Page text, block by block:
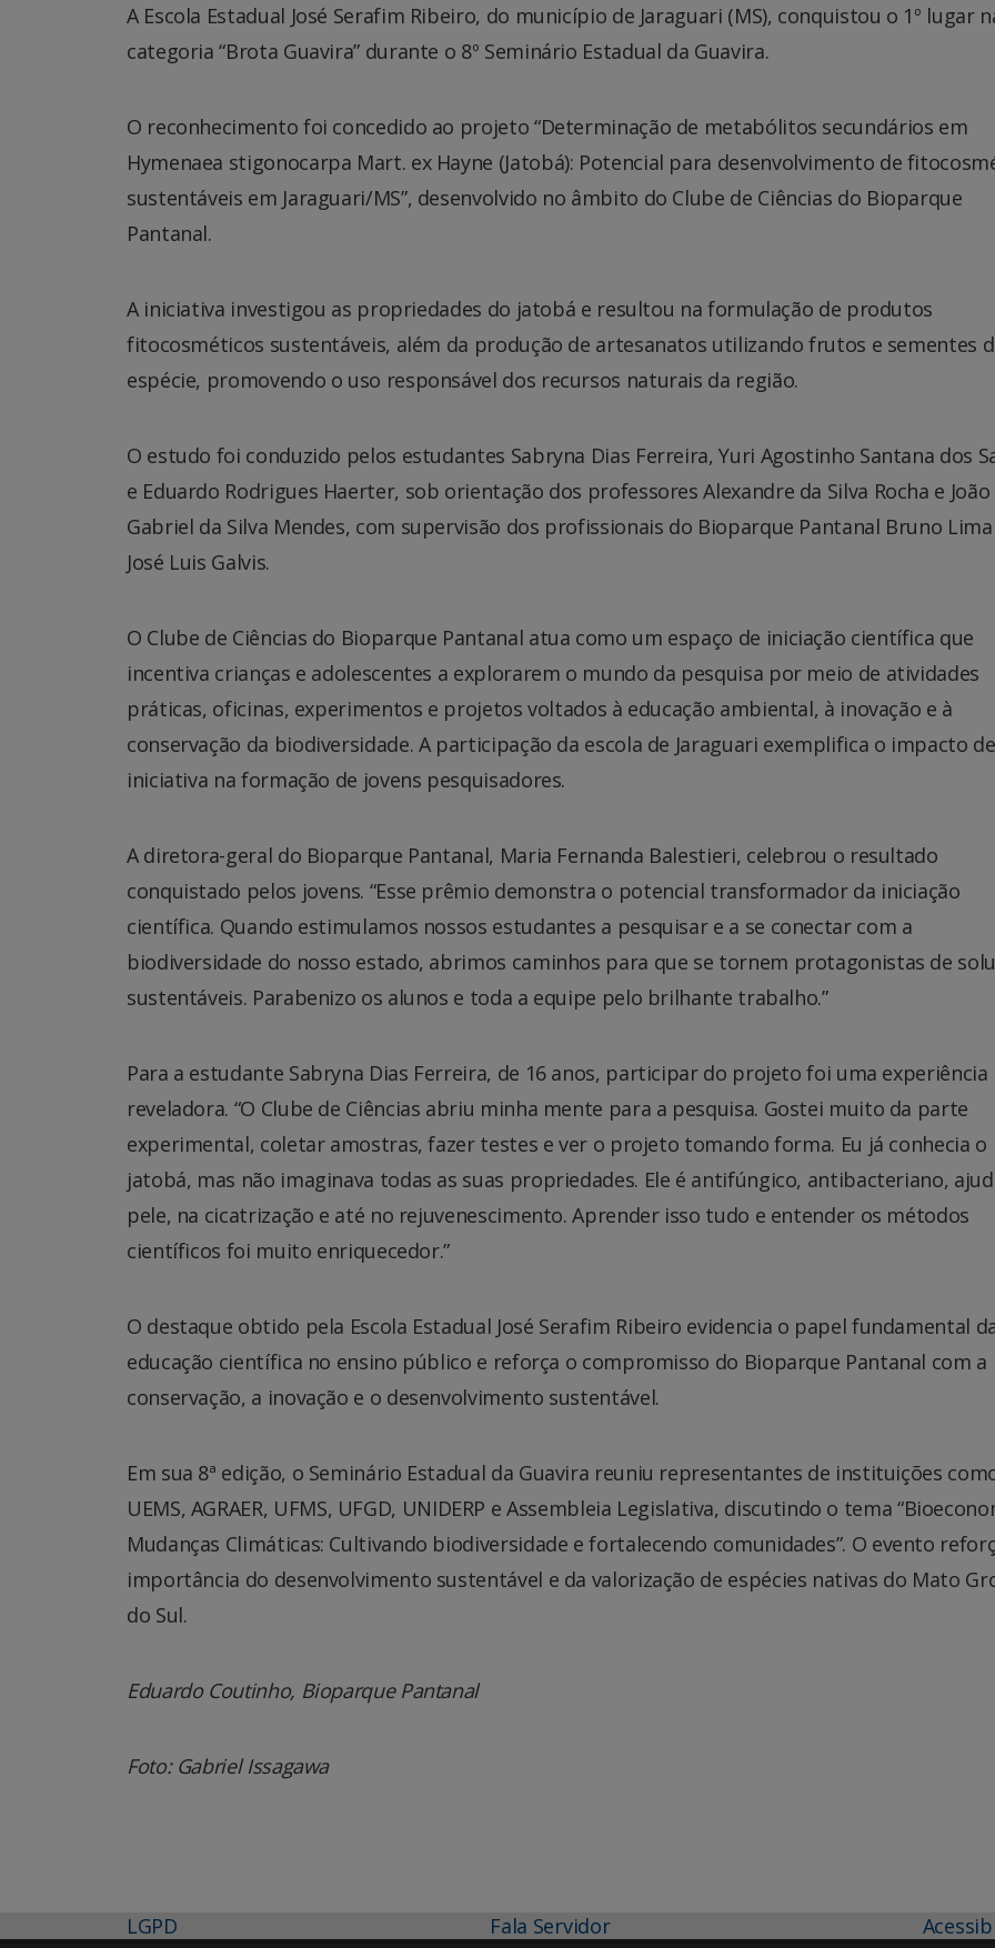
A Escola Estadual José Serafim Ribeiro, do município de Jaraguari (MS), conquistou o 1º lugar
categoria “Brota Guavira” durante o 8º Seminário Estadual da Guavira.
O reconhecimento foi concedido ao projeto “Determinação de metabólitos secundários em
Hymenaea stigonocarpa Mart. ex Hayne (Jatobá): Potencial para desenvolvimento de
sustentáveis em Jaraguari/MS”, desenvolvido no âmbito do Clube de Ciências do Bioparque
Pantanal.
A iniciativa investigou as propriedades do jatobá e resultou na formulação de produtos
fitocosméticos sustentáveis, além da produção de artesanatos utilizando frutos e sementes
espécie, promovendo o uso responsável dos recursos naturais da região.
O estudo foi conduzido pelos estudantes Sabryna Dias Ferreira, Yuri Agostinho Santana dos
e Eduardo Rodrigues Haerter, sob orientação dos professores Alexandre da Silva Rocha e João
Gabriel da Silva Mendes, com supervisão dos profissionais do Bioparque Pantanal Bruno Lima
José Luis Galvis.
O Clube de Ciências do Bioparque Pantanal atua como um espaço de iniciação científica que
incentiva crianças e adolescentes a explorarem o mundo da pesquisa por meio de atividades
práticas, oficinas, experimentos e projetos voltados à educação ambiental, à inovação e à
conservação da biodiversidade. A participação da escola de Jaraguari exemplifica o impacto
iniciativa na formação de jovens pesquisadores.
A diretora-geral do Bioparque Pantanal, Maria Fernanda Balestieri, celebrou o resultado
conquistado pelos jovens. “Esse prêmio demonstra o potencial transformador da iniciação
científica. Quando estimulamos nossos estudantes a pesquisar e a se conectar com a
biodiversidade do nosso estado, abrimos caminhos para que se tornem protagonistas de
sustentáveis. Parabenizo os alunos e toda a equipe pelo brilhante trabalho.”
Para a estudante Sabryna Dias Ferreira, de 16 anos, participar do projeto foi uma experiência
reveladora. “O Clube de Ciências abriu minha mente para a pesquisa. Gostei muito da parte
experimental, coletar amostras, fazer testes e ver o projeto tomando forma. Eu já conhecia o
jatobá, mas não imaginava todas as suas propriedades. Ele é antifúngico, antibacteriano,
pele, na cicatrização e até no rejuvenescimento. Aprender isso tudo e entender os métodos
científicos foi muito enriquecedor.”
O destaque obtido pela Escola Estadual José Serafim Ribeiro evidencia o papel fundamental
educação científica no ensino público e reforça o compromisso do Bioparque Pantanal com a
conservação, a inovação e o desenvolvimento sustentável.
Em sua 8ª edição, o Seminário Estadual da Guavira reuniu representantes de instituições
UEMS, AGRAER, UFMS, UFGD, UNIDERP e Assembleia Legislativa, discutindo o tema
Mudanças Climáticas: Cultivando biodiversidade e fortalecendo comunidades”. O evento
importância do desenvolvimento sustentável e da valorização de espécies nativas do Mato
do Sul.
Eduardo Coutinho, Bioparque Pantanal
Foto: Gabriel Issagawa
LGPD Fala Servidor